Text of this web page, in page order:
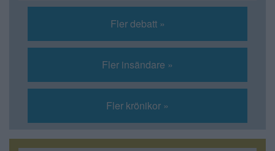
Fler debatt »
Fler insändare »
Fler krönikor »